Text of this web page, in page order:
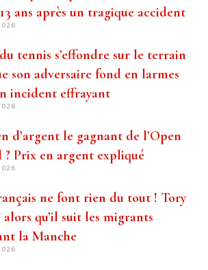
ans après un tragique accident
tennis s’effondre sur le terrain
son adversaire fond en larmes
incident effrayant
d’argent le gagnant de l’Open
Prix ​​en argent expliqué
ne font rien du tout ! Tory
qu’il suit les migrants
la Manche